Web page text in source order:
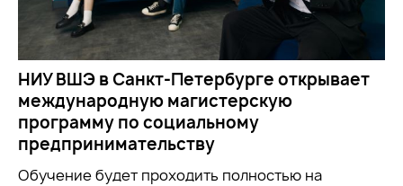
НИУ ВШЭ в Санкт-Петербурге открывает
международную магистерскую
программу по социальному
предпринимательству
Обучение будет проходить полностью на